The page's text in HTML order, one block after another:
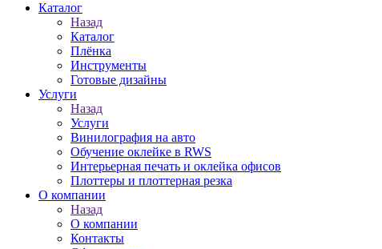
Каталог
Назад
Каталог
Плёнка
Инструменты
Готовые дизайны
Услуги
Назад
Услуги
Винилография на авто
Обучение оклейке в RWS
Интерьерная печать и оклейка офисов
Плоттеры и плоттерная резка
О компании
Назад
О компании
Контакты